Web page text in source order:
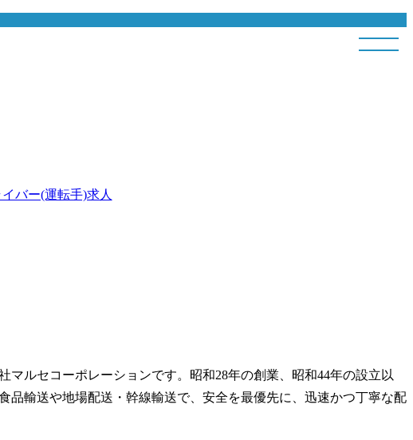
ルセコーポレーションです。昭和28年の創業、昭和44年の設立以
品輸送や地場配送・幹線輸送で、安全を最優先に、迅速かつ丁寧な配